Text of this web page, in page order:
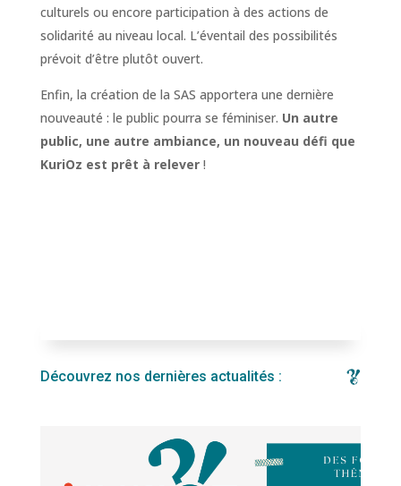
culturels ou encore participation à des actions de
solidarité au niveau local. L’éventail des possibilités
prévoit d’être plutôt ouvert.
Enfin, la création de la SAS apportera une dernière
nouveauté : le public pourra se féminiser. Un autre
public, une autre ambiance, un nouveau défi que
KuriOz est prêt à relever!
Découvrez nos dernières actualités :